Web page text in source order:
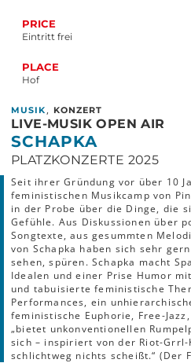
PRICE
Eintritt frei
PLACE
Hof
MUSIK , KONZERT
LIVE-MUSIK OPEN AIR
SCHAPKA
PLATZKONZERTE 2025
Seit ihrer Gründung vor über 10
feministischen Musikcamp von
in der Probe über die Dinge, die
Gefühle. Aus Diskussionen über
Songtexte, aus gesummten
von Schapka haben sich sehr
sehen, spüren. Schapka macht
Idealen und einer Prise Humor
und tabuisierte feministische
Performances, ein
feministische Euphorie, Free-
„bietet unkonventionellen
sich – inspiriert von der Riot-
schlichtweg nichts scheißt.“ (Der